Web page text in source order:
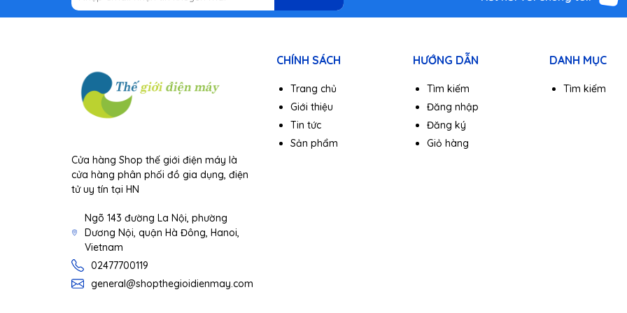
Cửa hàng Shop thế giới điện máy là
cửa hàng phân phối đồ gia dụng, điện
tử uy tín tại HN
Ngõ 143 đường La Nội, phường
Dương Nội, quận Hà Đông, Hanoi,
Vietnam
02477700119
general@shopthegioidienmay.com
CHÍNH SÁCH
Trang chủ
Giới thiệu
Tin tức
Sản phẩm
HƯỚNG DẪN
Tìm kiếm
Đăng nhập
Đăng ký
Giỏ hàng
DANH MỤC
Tìm kiếm